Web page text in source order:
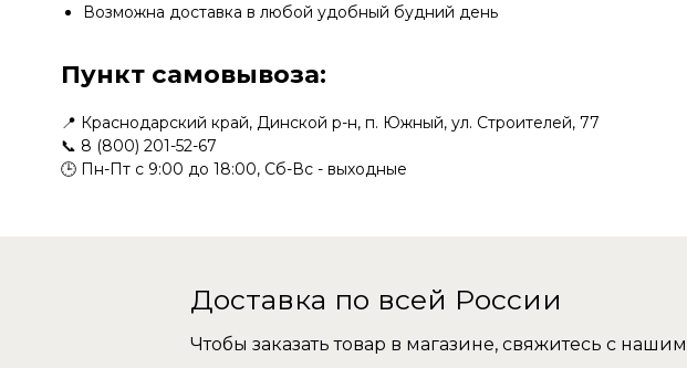
Возможна доставка в любой удобный будний день
Пункт самовывоза:
📍 Краснодарский край, Динской р-н, п. Южный, ул. Строителей, 77
📞 8 (800) 201-52-67
🕒 Пн-Пт с 9:00 до 18:00, Сб-Вс - выходные
Доставка по всей России
Чтобы заказать товар в магазине, свяжитесь с